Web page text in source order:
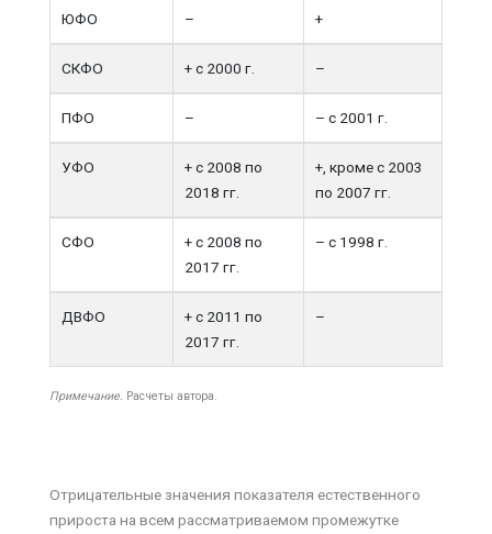
ЮФО – +
СКФО + с 2000 г. –
ПФО – – с 2001 г.
УФО
+ с 2008 по
2018 гг.
+, кроме с 2003
по 2007 гг.
СФО
+ с 2008 по
2017 гг.
– с 1998 г.
ДВФО
+ с 2011 по
2017 гг.
–
Примечание. Расчеты автора.
Отрицательные значения показателя естественного
прироста на всем рассматриваемом промежутке